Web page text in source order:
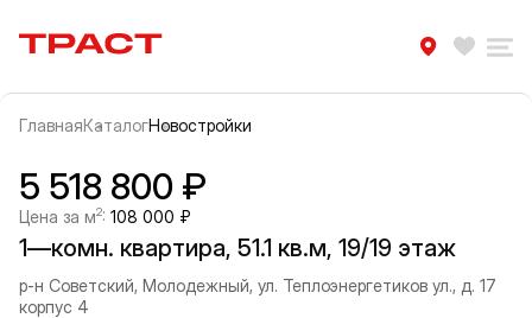
Траст | Служба недвижимости
ГлавнаяКаталогНовостройки
Информация об объекте
Галерея
5 518 800 ₽
Цена за м2: 108 000 ₽
1—комн. квартира, 51.1 кв.м, 19/19 этаж
р-н Советский, Молодежный, ул. Теплоэнергетиков ул., д. 17
корпус 4